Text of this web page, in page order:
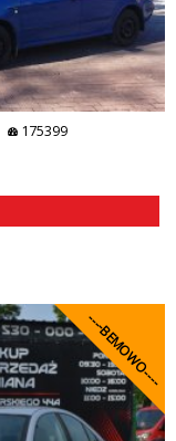
175399
----BEMOWO----